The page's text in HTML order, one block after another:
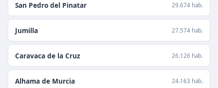
San Pedro del Pinatar 29.674 hab.
Jumilla 27.574 hab.
Caravaca de la Cruz 26.126 hab.
Alhama de Murcia 24.163 hab.